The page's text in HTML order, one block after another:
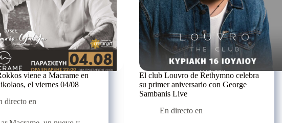
viene a Macrame en
el viernes 04/08
directo en
El club Louvro de Rethymno celebra
su primer aniversario con George
Sambanis Live
En directo en